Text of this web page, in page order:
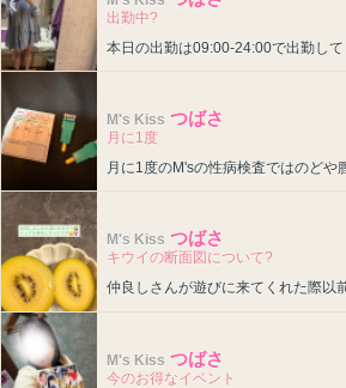
出勤中?
M's Kiss つばさ
月に1度
M's Kiss つばさ
キウイの断面図について?
M's Kiss つばさ
今のお得なイベント